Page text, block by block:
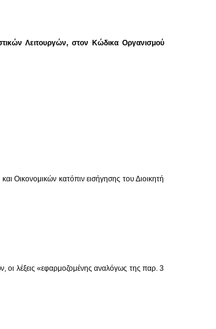
Λειτουργών, στον Κώδικα Οργανισμού
Οικονομικών κατόπιν εισήγησης του Διοικητή
οι λέξεις «εφαρμοζομένης αναλόγως της παρ. 3